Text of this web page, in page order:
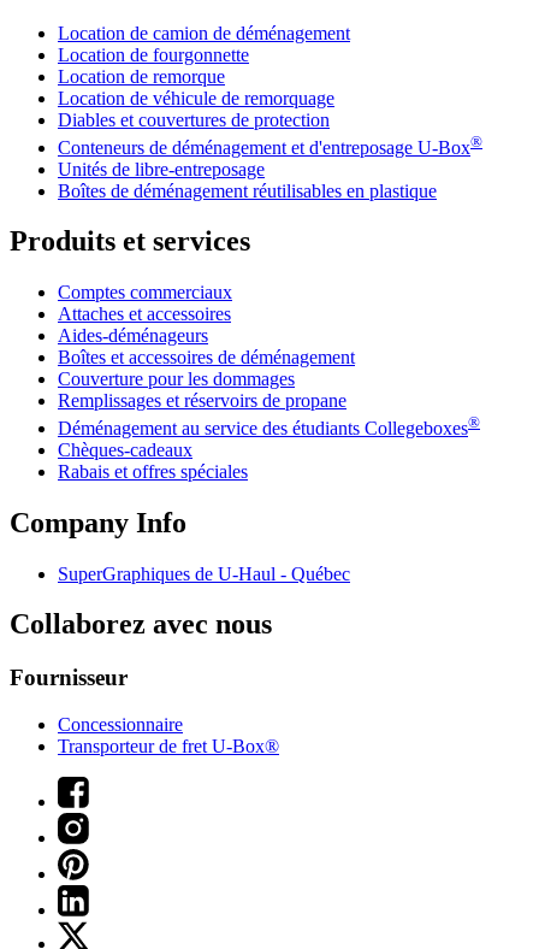
Location de camion de déménagement
Location de fourgonnette
Location de remorque
Location de véhicule de remorquage
Diables et couvertures de protection
Conteneurs de déménagement et d'entreposage U-Box®
Unités de libre-entreposage
Boîtes de déménagement réutilisables en plastique
Produits et services
Comptes commerciaux
Attaches et accessoires
Aides-déménageurs
Boîtes et accessoires de déménagement
Couverture pour les dommages
Remplissages et réservoirs de propane
Déménagement au service des étudiants Collegeboxes®
Chèques-cadeaux
Rabais et offres spéciales
Company Info
SuperGraphiques de U-Haul - Québec
Collaborez avec nous
Fournisseur
Concessionnaire
Transporteur de fret U-Box®